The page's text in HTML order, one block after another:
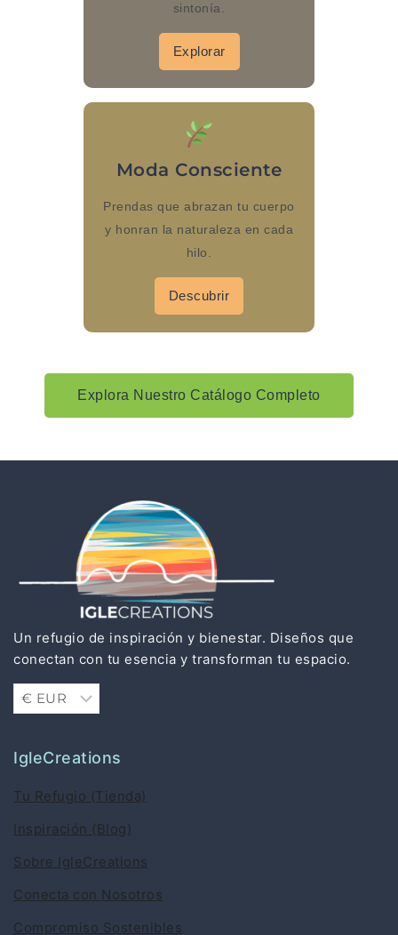
sintonía.
Explorar
Moda Consciente
Prendas que abrazan tu cuerpo
y honran la naturaleza en cada
hilo.
Descubrir
Explora Nuestro Catálogo Completo
Un refugio de inspiración y bienestar. Diseños que
conectan con tu esencia y transforman tu espacio.
IgleCreations
Tu Refugio (Tienda)
Inspiración (Blog)
Sobre IgleCreations
Conecta con Nosotros
Compromiso Sostenibles